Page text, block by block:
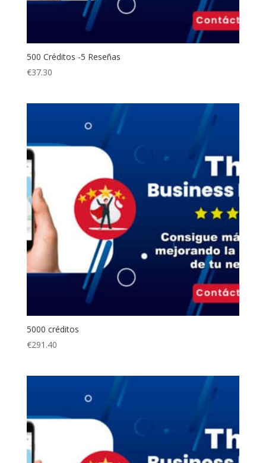
500 Créditos -5 Reseñas
€37.30
5000 créditos
€291.40